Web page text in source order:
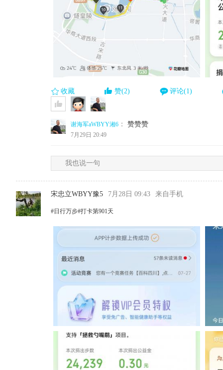
收藏 赞(2) 评论(1)
谢海军aWBYY湘6 ： 赞赞赞
7月29日 20:49
我也说一句
宋忠立WBYY豫5 7月28日 09:43 来自手机
#日行万步#打卡第901天